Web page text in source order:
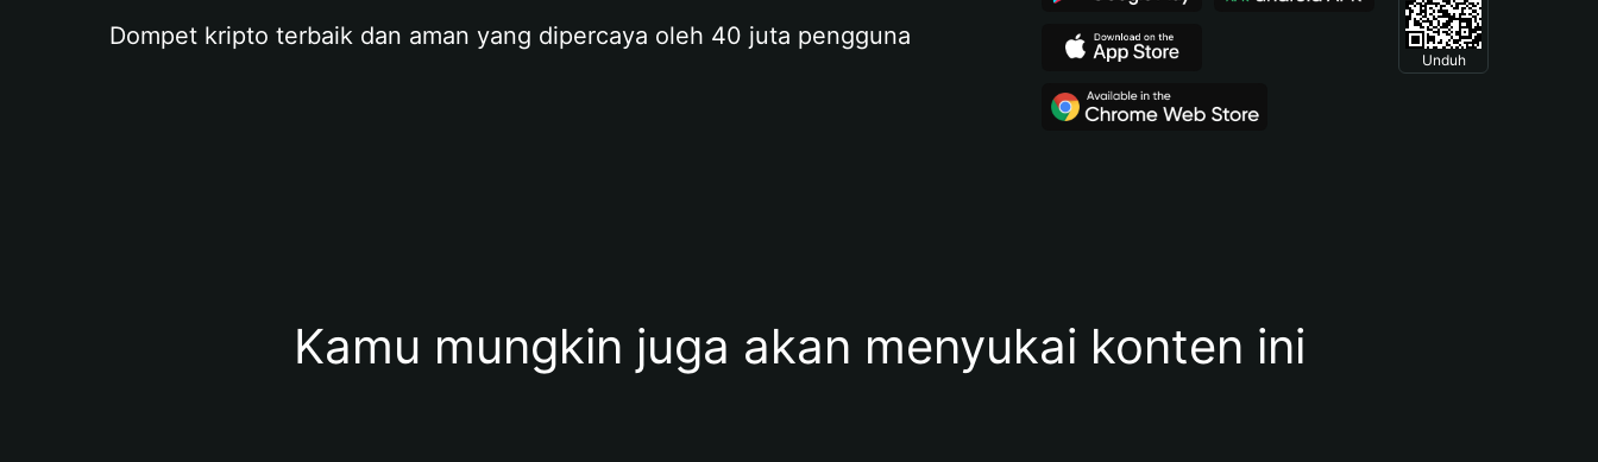
Dompet kripto terbaik dan aman yang dipercaya oleh 40 juta pengguna
Unduh
Kamu mungkin juga akan menyukai konten ini